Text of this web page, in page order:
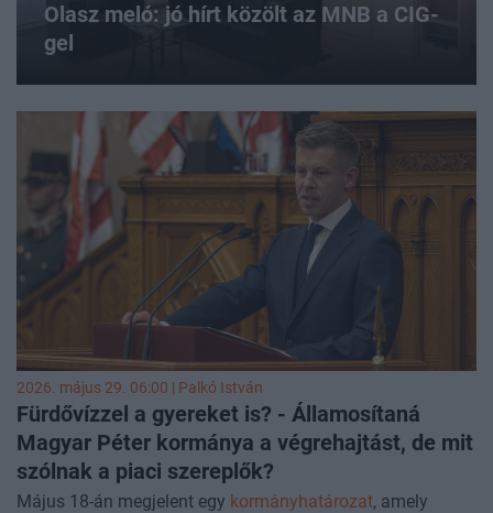
Olasz meló: jó hírt közölt az MNB a CIG-
gel
2026. május 29. 06:00 | Palkó István
Fürdővízzel a gyereket is? - Államosítaná
Magyar Péter kormánya a végrehajtást, de mit
szólnak a piaci szereplők?
Május 18-án megjelent egy kormányhatározat, amely